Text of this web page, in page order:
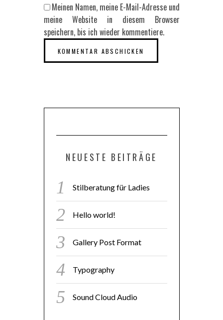
Meinen Namen, meine E-Mail-Adresse und
meine Website in diesem Browser
speichern, bis ich wieder kommentiere.
NEUESTE BEITRÄGE
Stilberatung für Ladies
Hello world!
Gallery Post Format
Typography
Sound Cloud Audio